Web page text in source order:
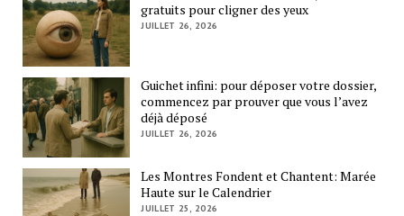
gratuits pour cligner des yeux
JUILLET 26, 2026
Guichet infini: pour déposer votre dossier,
commencez par prouver que vous l’avez
déjà déposé
JUILLET 26, 2026
Les Montres Fondent et Chantent: Marée
Haute sur le Calendrier
JUILLET 25, 2026